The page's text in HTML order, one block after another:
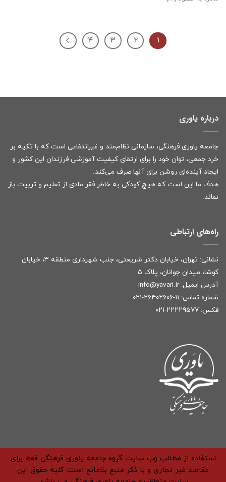
۱ ۲ ۳ ۴
درباره یاوری
جامعه یاوری فرهنگی، سازمانی نظام‌مند و غیرانتفاعی است که با تکیه بر
خرد جمعی، توان خود را برای ارتقای کیفیت آموزشی فرزندان این کشور و
ایجاد آینده‌ای روشن برای آنها صرف می‌کند.
هدف ما این است که هیچ کودکی به خاطر فقر مادی از تعلیم و تربیت باز
نماند.
راه‌های ارتباطی
نشانی: تهران، خیابان دکتر شریعتی، جنب شهرداری منطقه ۳، خیابان
کوشا، میدان جوانان، پلاک ۵
آدرس ایمیل: info@yavari.ir
شماره تماس: ۱۱-۲۶۴۰۲۶۰۶-۰۲۱
فکس: ۲۲۲۲۹۵۷۷-۰۲۱
استفاده از مطالب وب سایت گروه جامعه یاوری فرهنگی فقط برای
مقاصد غیر تجاری و با ذکر منبع بلامانع است. کلیه حقوق این